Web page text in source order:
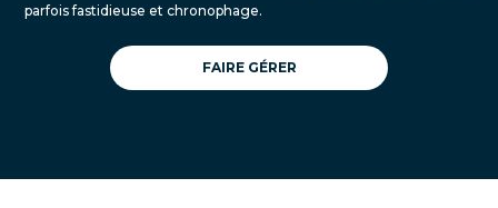
parfois fastidieuse et chronophage.
FAIRE GÉRER